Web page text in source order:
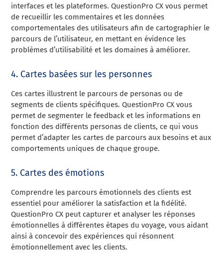
interfaces et les plateformes. QuestionPro CX vous permet
de recueillir les commentaires et les données
comportementales des utilisateurs afin de cartographier le
parcours de l’utilisateur, en mettant en évidence les
problèmes d’utilisabilité et les domaines à améliorer.
4. Cartes basées sur les personnes
Ces cartes illustrent le parcours de personas ou de
segments de clients spécifiques. QuestionPro CX vous
permet de segmenter le feedback et les informations en
fonction des différents personas de clients, ce qui vous
permet d’adapter les cartes de parcours aux besoins et aux
comportements uniques de chaque groupe.
5. Cartes des émotions
Comprendre les parcours émotionnels des clients est
essentiel pour améliorer la satisfaction et la fidélité.
QuestionPro CX peut capturer et analyser les réponses
émotionnelles à différentes étapes du voyage, vous aidant
ainsi à concevoir des expériences qui résonnent
émotionnellement avec les clients.